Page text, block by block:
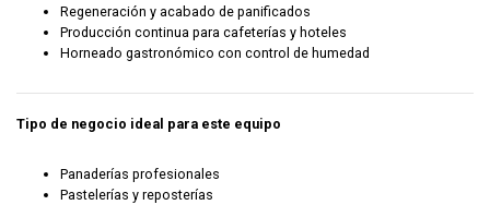
Regeneración y acabado de panificados
Producción continua para cafeterías y hoteles
Horneado gastronómico con control de humedad
Tipo de negocio ideal para este equipo
Panaderías profesionales
Pastelerías y reposterías